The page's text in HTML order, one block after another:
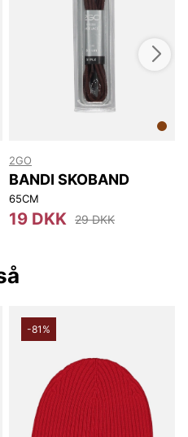
2GO
BANDI SKOBAND
65CM
19 DKK 29 DKK
-81%